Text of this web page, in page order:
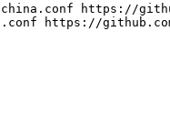
https://
https://